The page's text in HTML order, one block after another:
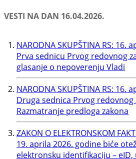
VESTI NA DAN 16.04.2026.
NARODNA SKUPŠTINA RS: 16.
Prva sednicu Prvog redovnog
glasanje o nepoverenju Vladi
NARODNA SKUPŠTINA RS: 16.
Druga sednica Prvog redovnog
Razmatranje predloga zakona
ZAKON O ELEKTRONSKOM
19. aprila 2026. godine biće
elektronsku identifikaciju –